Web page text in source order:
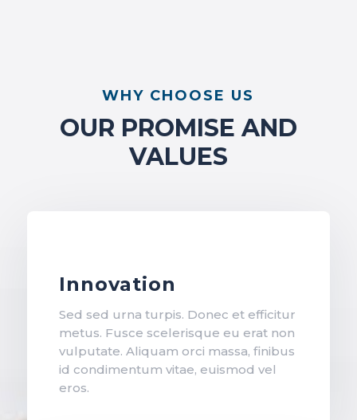
WHY CHOOSE US
OUR PROMISE AND
VALUES
Innovation
Sed sed urna turpis. Donec et efficitur
metus. Fusce scelerisque eu erat non
vulputate. Aliquam orci massa, finibus
id condimentum vitae, euismod vel
eros.